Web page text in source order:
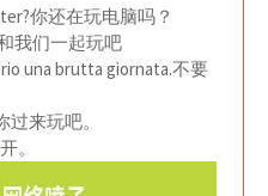
你还在玩电脑吗？
我们一起玩吧
una brutta giornata.不要
过来玩吧。
。